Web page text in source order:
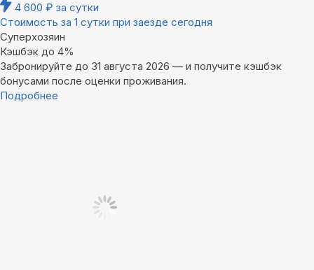
4 600 ₽ за сутки
Стоимость за 1 сутки при заезде сегодня
Суперхозяин
Кэшбэк до 4%
Забронируйте до 31 августа 2026 — и получите кэшбэк
бонусами после оценки проживания.
Подробнее